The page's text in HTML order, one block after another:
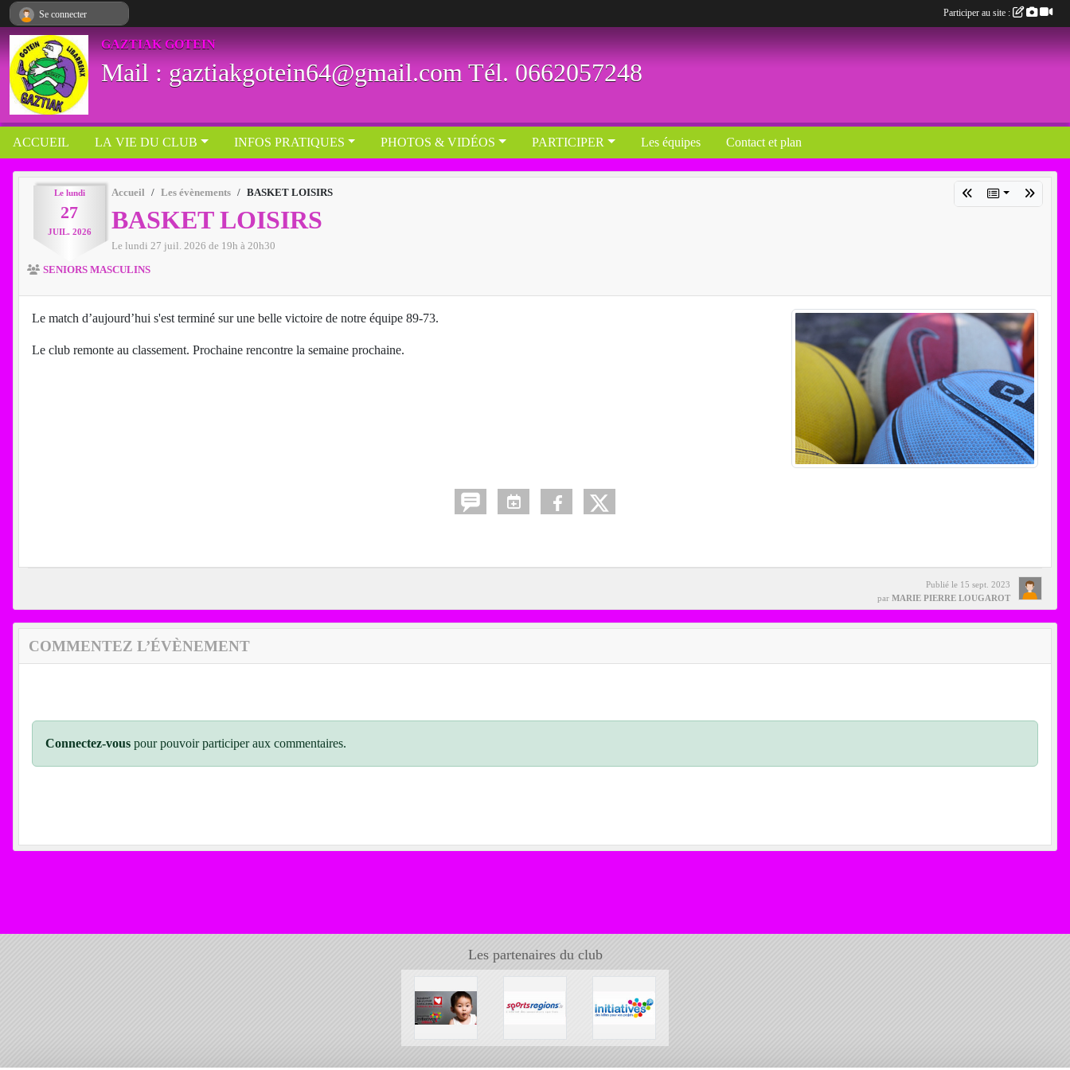
GAZTIAK GOTEIN
Mail : gaztiakgotein64@gmail.com Tél. 0662057248
ACCUEIL LA VIE DU CLUB INFOS PRATIQUES PHOTOS & VIDÉOS PARTICIPER Les équipes Contact et plan
Le lundi
27
JUIL. 2026
Accueil Les évènements BASKET LOISIRS
BASKET LOISIRS
Le lundi 27 juil. 2026 de 19h à 20h30
SENIORS MASCULINS
Le match d’aujourd’hui s'est terminé sur une belle victoire de notre équipe 89-73.
Le club remonte au classement. Prochaine rencontre la semaine prochaine.
Publié le 15 sept. 2023
par MARIE PIERRE LOUGAROT
COMMENTEZ L’ÉVÈNEMENT
Connectez-vous pour pouvoir participer aux commentaires.
Les partenaires du club
Se connecter Participer au site :
Panneau de gestion des cookies